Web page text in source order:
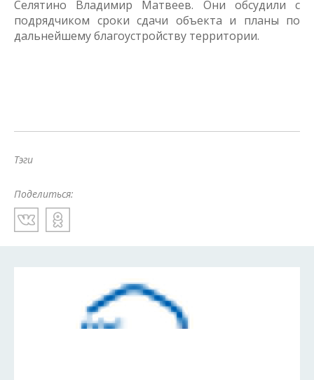
Селятино Владимир Матвеев. Они обсудили с
подрядчиком сроки сдачи объекта и планы по
дальнейшему благоустройству территории.
Тэги
Поделиться: